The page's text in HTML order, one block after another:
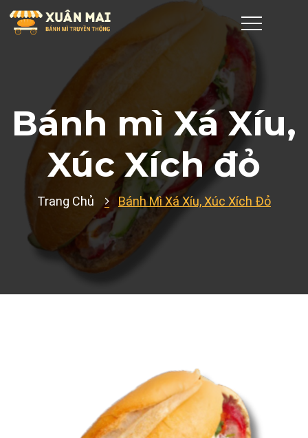
Bánh mì Xá Xíu,
Xúc Xích đỏ
Trang Chủ Bánh Mì Xá Xíu, Xúc Xích Đỏ